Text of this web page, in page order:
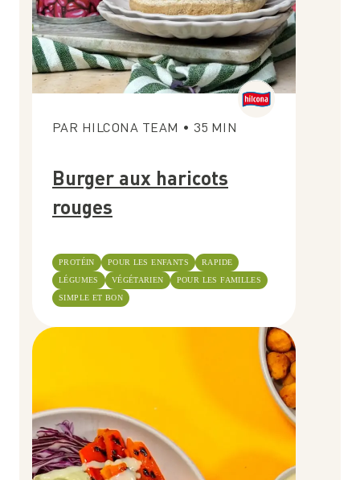
PAR HILCONA TEAM • 35 MIN
Burger aux haricots
rouges
PROTÉIN POUR LES ENFANTS
RAPIDE
LÉGUMES
VÉGÉTARIEN
POUR LES FAMILLES
SIMPLE ET BON